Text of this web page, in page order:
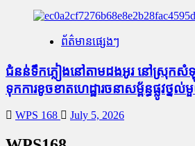
ព័ត៌មានផ្សេងៗ
ជំនន់​ទឹកភ្លៀង​នៅ​តាម​ដងអូរ​ នៅ​ស្រុ
ទុក​ការ​ខូចខាត​ហេដ្ឋារចនាសម្ព័ន្ធ​ផ្លូវថ្
WPS 168 July 5, 2026